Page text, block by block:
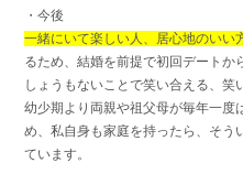
・今後
一緒にいて楽しい人、居心地のいい
るため、結婚を前提で初回デートか
しょうもないことで笑い合える、笑
幼少期より両親や祖父母が毎年一度
め、私自身も家庭を持ったら、そう
ています。